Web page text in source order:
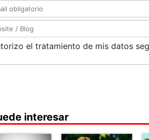
el tratamiento de mis datos
interesar